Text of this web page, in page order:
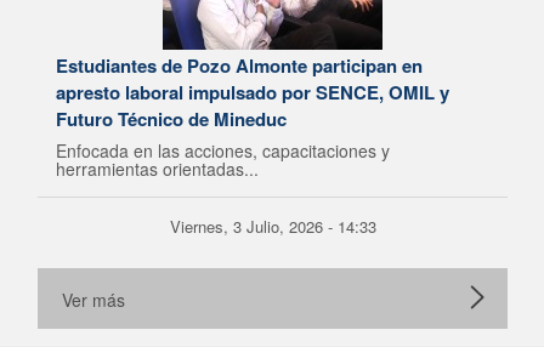
Estudiantes de Pozo Almonte participan en
apresto laboral impulsado por SENCE, OMIL y
Futuro Técnico de Mineduc
Enfocada en las acciones, capacitaciones y
herramientas orientadas...
Viernes, 3 Julio, 2026 - 14:33
Ver más